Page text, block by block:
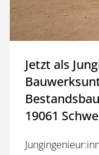
Jetzt als
19061